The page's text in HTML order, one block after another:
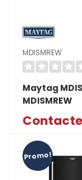
MDISMREW
Maytag
MDISMREW
Promo!